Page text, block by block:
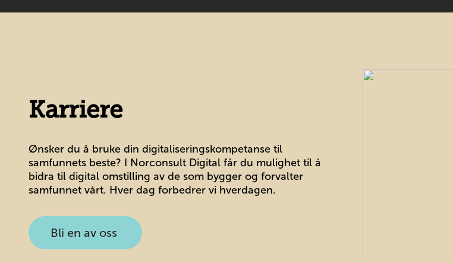
Karriere
Ønsker du å bruke din digitaliseringskompetanse til
samfunnets beste? I Norconsult Digital får du mulighet til å
bidra til digital omstilling av de som bygger og forvalter
samfunnet vårt. Hver dag forbedrer vi hverdagen.
Bli en av oss